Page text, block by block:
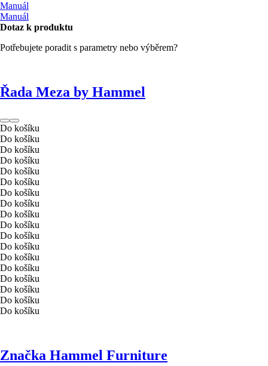
Manuál
Manuál
Dotaz k produktu
Potřebujete poradit s parametry nebo výběrem?
Řada Meza by Hammel
Do košíku
Do košíku
Do košíku
Do košíku
Do košíku
Do košíku
Do košíku
Do košíku
Do košíku
Do košíku
Do košíku
Do košíku
Do košíku
Do košíku
Do košíku
Do košíku
Do košíku
Do košíku
Značka Hammel Furniture